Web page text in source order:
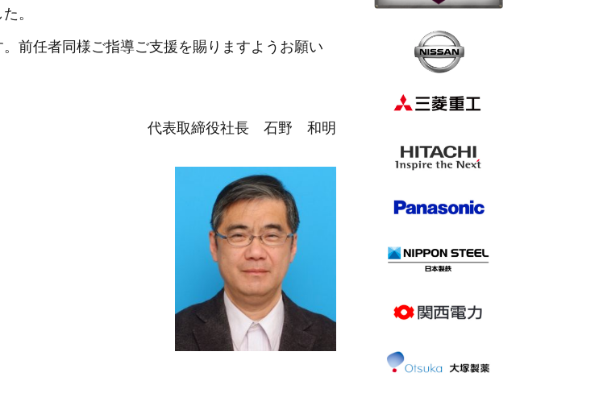
。
前任者同様ご指導ご支援を賜りますようお願い
代表取締役社長 石野 和明